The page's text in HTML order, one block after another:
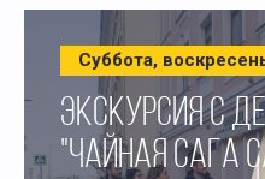
Суббота,
ЭКСКУРСИЯ С
"ЧАЙНАЯ САГА